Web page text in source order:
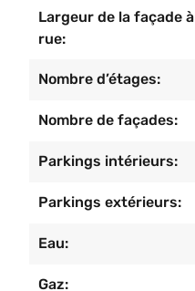
04/233.55.55.
Largeur de la façade à
rue:
Nombre d’étages:
Nombre de façades:
Parkings intérieurs:
Parkings extérieurs:
Eau:
Gaz: